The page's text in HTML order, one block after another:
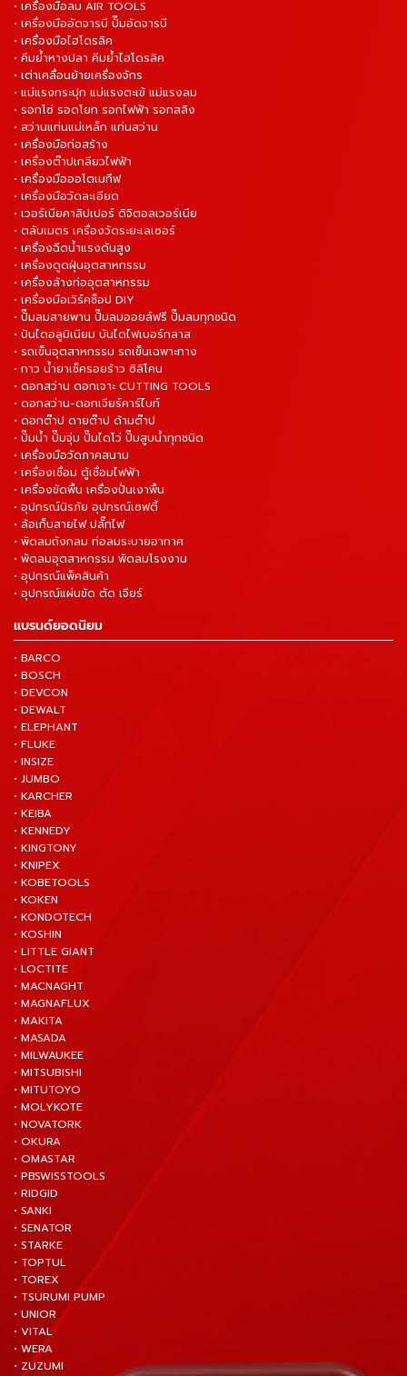
• เครื่องมือลม AIR TOOLS
• เครื่องมืออัดจารบี ปั๊มอัดจารบี
• เครื่องมือไฮโดรลิค
• คีมย้ำหางปลา คีมย้ำไฮโดรลิค
• เต่าเคลื่อนย้ายเครื่องจักร
• แม่แรงกระปุก แม่แรงตะเข้ แม่แรงลม
• รอกโซ่ รอดโยก รอกไฟฟ้า รอกสลิง
• สว่านแท่นแม่เหล็ก แท่นสว่าน
• เครื่องมือก่อสร้าง
• เครื่องต๊าปเกลียวไฟฟ้า
• เครื่องมือออโตเมทีฟ
• เครื่องมือวัดละเอียด
• เวอร์เนียคาลิปเปอร์ ดิจิตอลเวอร์เนีย
• ตลับเมตร เครื่องวัดระยะเลเซอร์
• เครื่องฉีดน้ำแรงดันสูง
• เครื่องดูดฝุ่นอุตสาหกรรม
• เครื่องล้างท่ออุตสาหกรรม
• เครื่องมือเวิร์คช็อป DIY
• ปั๊มลมสายพาน ปั๊มลมออยล์ฟรี ปั๊มลมทุกชนิด
• ปันไดอลูมิเนียม บันไดไฟเบอร์กลาส
• รถเข็นอุตสาหกรรม รถเข็นเฉพาะทาง
• กาว น้ำยาเช็ครอยร้าว ซิลิโคน
• ดอกสว่าน ดอกเจาะ CUTTING TOOLS
• ดอกสว่าน-ดอกเจียร์คาร์ไบท์
• ดอกต๊าป ดายต๊าป ด้ามต๊าป
• ปั๊มน้ำ ปั๊มจุ่ม ปั๊มไดโว่ ปั๊มสูบน้ำทุกชนิด
• เครื่องมือวัดภาคสนาม
• เครื่องเชื่อม ตู้เชื่อมไฟฟ้า
• เครื่องขัดพื้น เครื่องปั่นเงาพื้น
• อุปกรณ์นิรภัย อุปกรณ์เซฟตี้
• ล้อเก็บสายไฟ ปลั๊กไฟ
• พัดลมถังกลม ท่อลมระบายอากาศ
• พัดลมอุตสาหกรรม พัดลมโรงงาน
• อุปกรณ์แพ็คสินค้า
• อุปกรณ์แผ่นขัด ตัด เจียร์
แบรนด์ยอดนิยม
• BARCO
• BOSCH
• DEVCON
• DEWALT
• ELEPHANT
• FLUKE
• INSIZE
• JUMBO
• KARCHER
• KEIBA
• KENNEDY
• KINGTONY
• KNIPEX
• KOBETOOLS
• KOKEN
• KONDOTECH
• KOSHIN
• LITTLE GIANT
• LOCTITE
• MACNAGHT
• MAGNAFLUX
• MAKITA
• MASADA
• MILWAUKEE
• MITSUBISHI
• MITUTOYO
• MOLYKOTE
• NOVATORK
• OKURA
• OMASTAR
• PBSWISSTOOLS
• RIDGID
• SANKI
• SENATOR
• STARKE
• TOPTUL
• TOREX
• TSURUMI PUMP
• UNIOR
• VITAL
• WERA
• ZUZUMI